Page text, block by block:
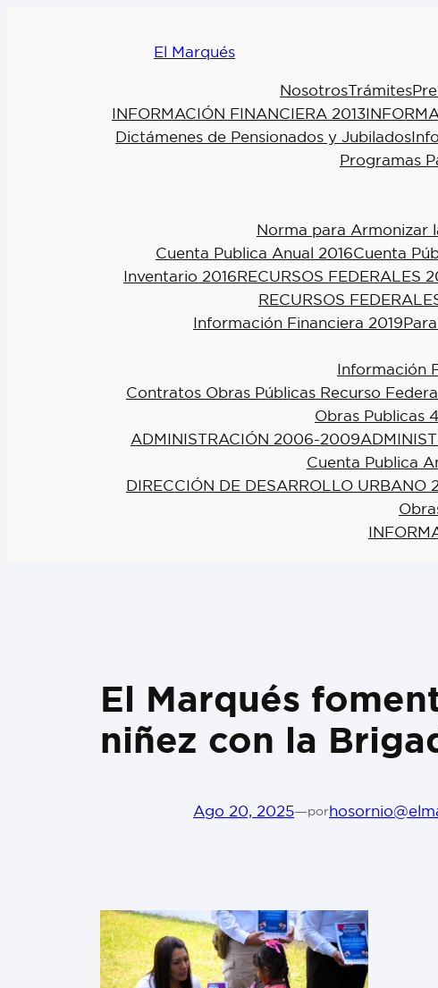
El Marqués
NosotrosTrámites
INFORMACIÓN FINANCIERA 2013
Dictámenes de Pensionados y Jubilados
Programas
Norma para Armonizar
Cuenta Publica Anual 2016Cuenta
Inventario 2016RECURSOS FEDERALES
RECURSOS
Información Financiera 2019
Información
Contratos Obras Públicas Recurso
Obras Publicas
ADMINISTRACIÓN 2006-2009
Cuenta Publica
DIRECCIÓN DE DESARROLLO URBANO
El Marqués
niñez con la
Ago 20, 2025—por